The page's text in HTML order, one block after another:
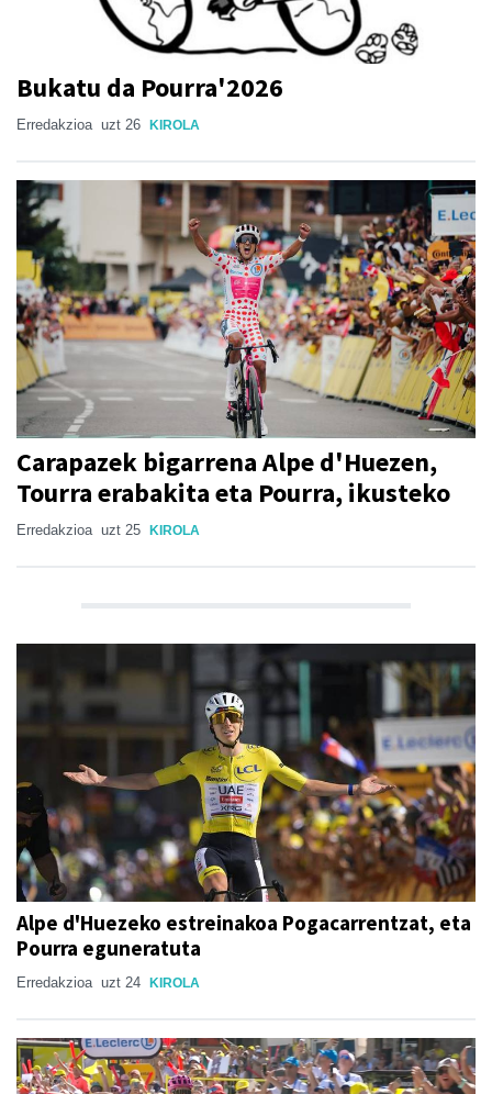
Bukatu da Pourra'2026
Erredakzioa uzt 26 KIROLA
Carapazek bigarrena Alpe d'Huezen,
Tourra erabakita eta Pourra, ikusteko
Erredakzioa uzt 25 KIROLA
Alpe d'Huezeko estreinakoa Pogacarrentzat, eta
Pourra eguneratuta
Erredakzioa uzt 24 KIROLA